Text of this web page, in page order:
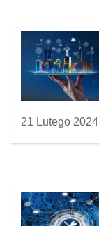
21 Lutego 2024